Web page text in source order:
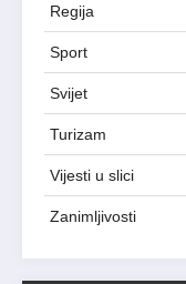
Regija
Sport
Svijet
Turizam
Vijesti u slici
Zanimljivosti